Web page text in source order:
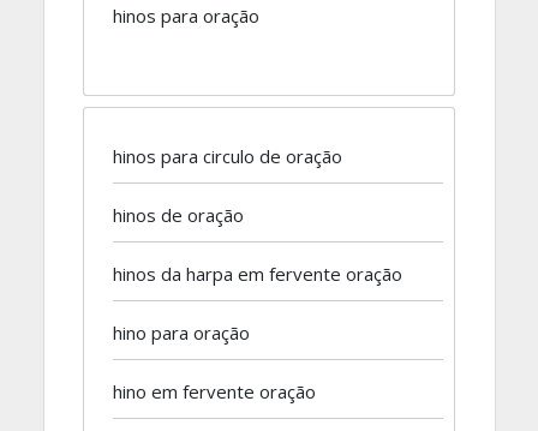
hinos para oração
hinos para circulo de oração
hinos de oração
hinos da harpa em fervente oração
hino para oração
hino em fervente oração